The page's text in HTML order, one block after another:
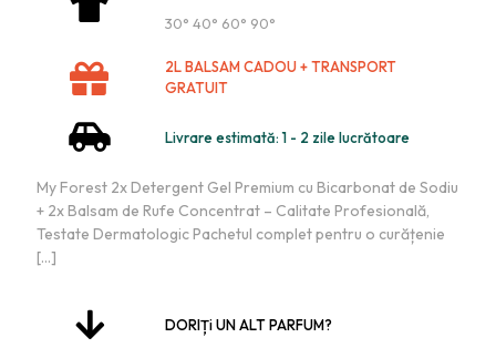
30° 40° 60° 90°
2L BALSAM CADOU + TRANSPORT
GRATUIT
Livrare estimată: 1 - 2 zile lucrătoare
My Forest 2x Detergent Gel Premium cu Bicarbonat de Sodiu
+ 2x Balsam de Rufe Concentrat – Calitate Profesională,
Testate Dermatologic Pachetul complet pentru o curățenie
[…]
DORIȚi UN ALT PARFUM?